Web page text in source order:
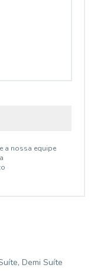
a nossa equipe
Demi Suíte